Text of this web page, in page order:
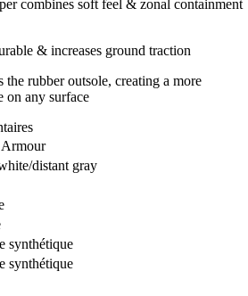
combines soft feel & zonal containment
& increases ground traction
rubber outsole, creating a more
on any surface
distant gray
synthétique
synthétique